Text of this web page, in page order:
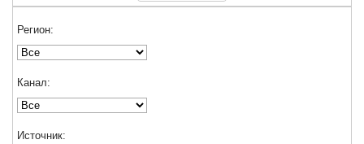
Регион:
Канал:
Источник: